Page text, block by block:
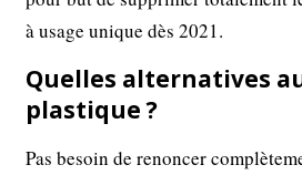
à usage unique dès 2021.
Quelles alternatives
plastique ?
Pas besoin de renoncer